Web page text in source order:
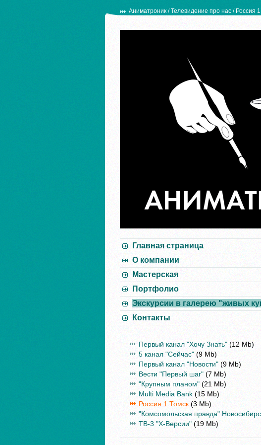
Аниматроник /Телевидение про нас / Россия
Главная страница
О компании
Мастерская
Портфолио
Экскурсии в галерею "живых
Контакты
Первый канал "Хочу Знать" (12 Mb)
5 канал "Сейчас" (9 Mb)
Первый канал "Новости" (9 Mb)
Вести "Первый шаг" (7 Mb)
"Крупным планом" (21 Mb)
Multi Media Bank (15 Mb)
Россия 1 Томск (3 Mb)
"Комсомольская правда"
ТВ-3 "Х-Версии" (19 Mb)